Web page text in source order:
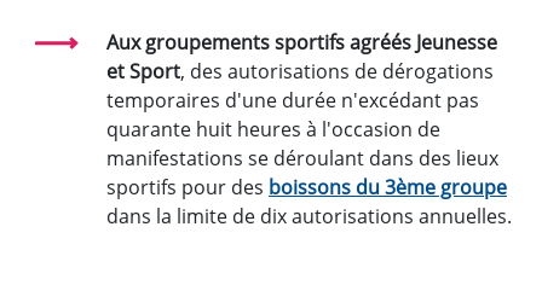
Aux groupements sportifs agréés Jeunesse
et Sport, des autorisations de dérogations
temporaires d'une durée n'excédant pas
quarante huit heures à l'occasion de
manifestations se déroulant dans des lieux
sportifs pour des boissons du 3ème groupe
dans la limite de dix autorisations annuelles.